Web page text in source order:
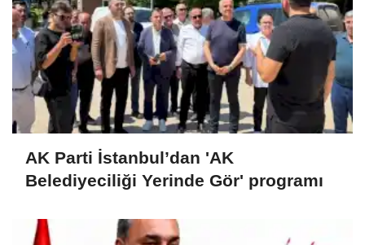
AK Parti İstanbul’dan 'AK
Belediyeciliği Yerinde Gör' programı